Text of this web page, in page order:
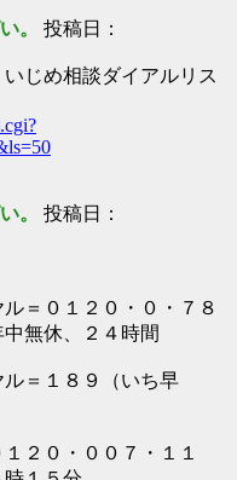
。 投稿日：
じめ相談ダイアルリス
。 投稿日：
＝０１２０・０・７８
無休、２４時間
ル＝１８９（いち早
２０・００７・１１